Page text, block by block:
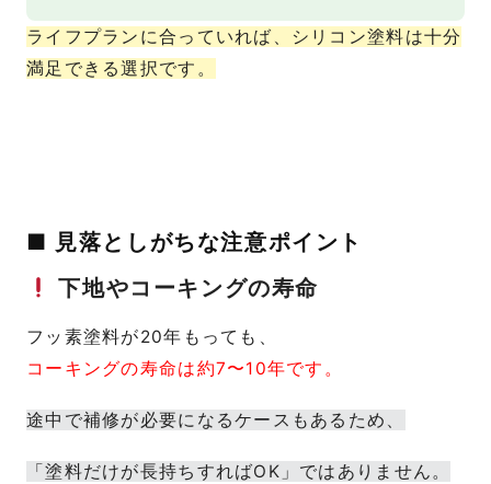
ライフプランに合っていれば、シリコン塗料は十分
満足できる選択です。
■ 見落としがちな注意ポイント
下地やコーキングの寿命
フッ素塗料が20年もっても、
コーキングの寿命は約7〜10年です。
途中で補修が必要になるケースもあるため、
「塗料だけが長持ちすればOK」ではありません。